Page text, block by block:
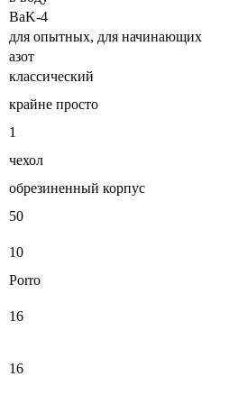
BaK-4
для опытных, для начинающих
азот
классический
крайне просто
1
чехол
обрезиненный корпус
50
10
Porro
16
16